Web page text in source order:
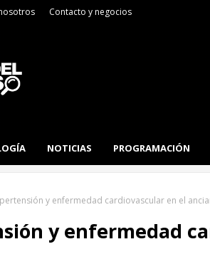
Contacto y negocios
NOTICIAS PROGRAMACIÓN
y enfermedad cardiovascular en el
y enfermedad